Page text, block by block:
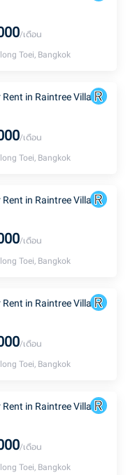
/เดือน
Toei, Bangkok
in Raintree Villa
/เดือน
Toei, Bangkok
in Raintree Villa
/เดือน
Toei, Bangkok
in Raintree Villa
/เดือน
Toei, Bangkok
in Raintree Villa
/เดือน
Toei, Bangkok